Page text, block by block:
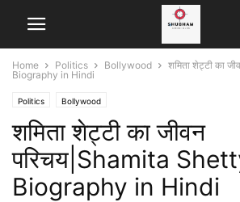
Home Politics Bollywood
शमिता शेट्टी का
Biography in Hindi
Politics Bollywood
शमिता शेट्टी का जीवन
परिचय|Shamita
Biography in Hindi